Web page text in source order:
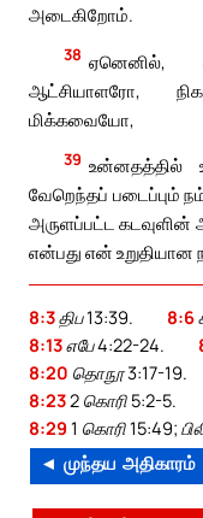
அடைகிறோம்.
38 ஏனெனில்,
ஆட்சியாளரோ,
மிக்கவையோ,
39
வேறெந்தப் படைப்பும்
அருளப்பட்ட கடவுளின்
என்பது என் உறுதியான
8:3திப 13:39. 8:6
8:13எபே 4:22-24.
8:20 தொநூ 3:17-19.
8:232 கொரி 5:2-5.
8:29 1 கொரி 15:49;
◄ முந்தய அதிகாரம்